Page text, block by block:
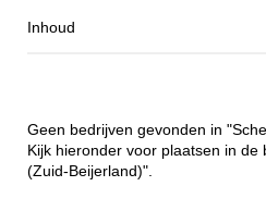
Inhoud
Geen bedrijven gevonden in
Kijk hieronder voor plaatsen in de
(Zuid-Beijerland)".